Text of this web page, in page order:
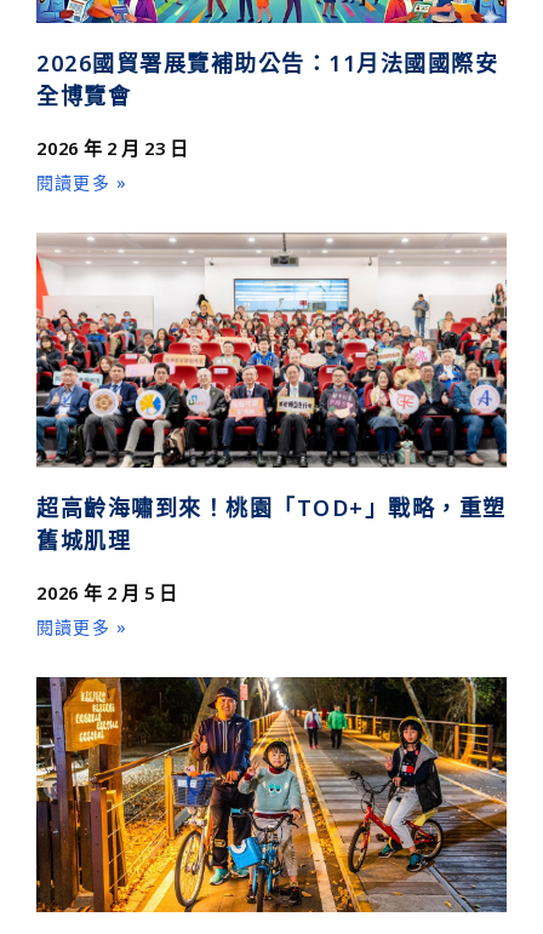
2026國貿署展覽補助公告：11月法國國際安
全博覽會
2026 年 2 月 23 日
閱讀更多 »
超高齡海嘯到來！桃園「TOD+」戰略，重塑
舊城肌理
2026 年 2 月 5 日
閱讀更多 »